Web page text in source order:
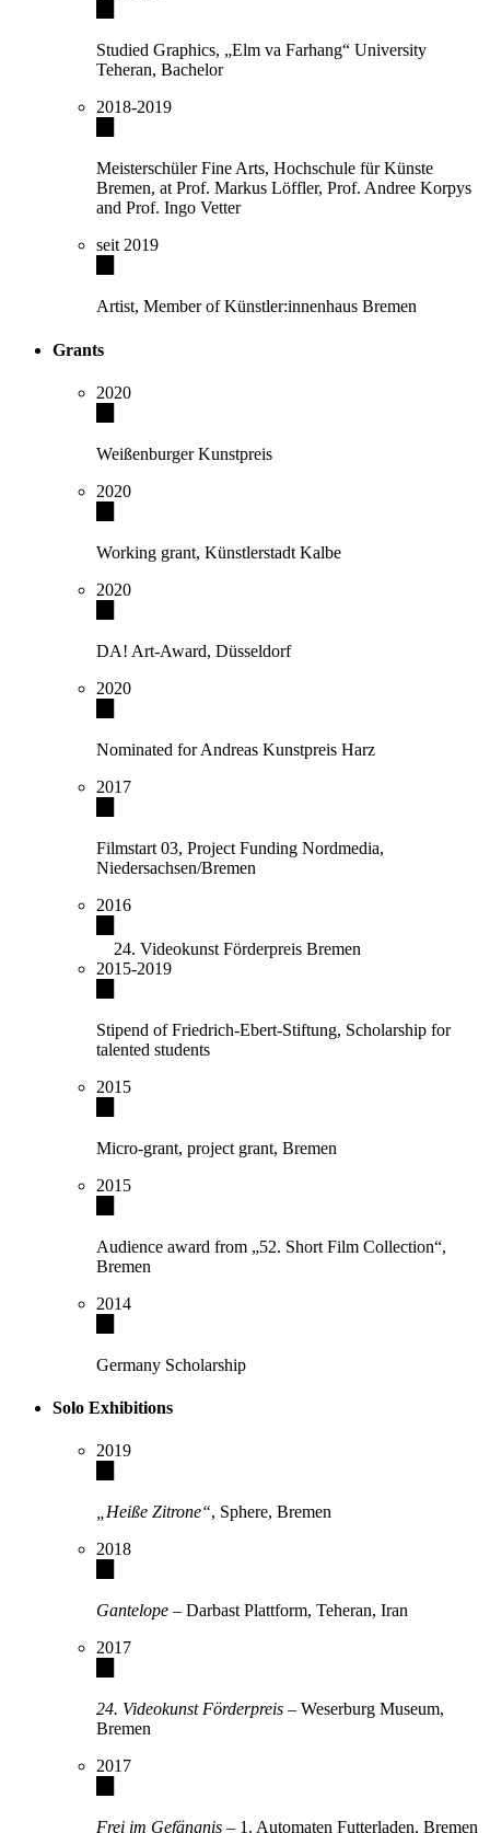
Studied Graphics, „Elm va Farhang“ University
Teheran, Bachelor
2018-2019
Meisterschüler Fine Arts, Hochschule für Künste
Bremen, at Prof. Markus Löffler, Prof. Andree Korpys
and Prof. Ingo Vetter
seit 2019
Artist, Member of Künstler:innenhaus Bremen
Grants
2020
Weißenburger Kunstpreis
2020
Working grant, Künstlerstadt Kalbe
2020
DA! Art-Award, Düsseldorf
2020
Nominated for Andreas Kunstpreis Harz
2017
Filmstart 03, Project Funding Nordmedia,
Niedersachsen/Bremen
2016
Videokunst Förderpreis Bremen
2015-2019
Stipend of Friedrich-Ebert-Stiftung, Scholarship for
talented students
2015
Micro-grant, project grant, Bremen
2015
Audience award from „52. Short Film Collection“,
Bremen
2014
Germany Scholarship
Solo Exhibitions
2019
„Heiße Zitrone“, Sphere, Bremen
2018
Gantelope – Darbast Plattform, Teheran, Iran
2017
24. Videokunst Förderpreis – Weserburg Museum,
Bremen
2017
Frei im Gefängnis – 1. Automaten Futterladen, Bremen